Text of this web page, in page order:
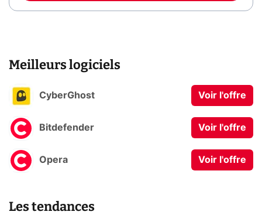
Meilleurs logiciels
CyberGhost Voir l'offre
Bitdefender Voir l'offre
Opera Voir l'offre
Les tendances